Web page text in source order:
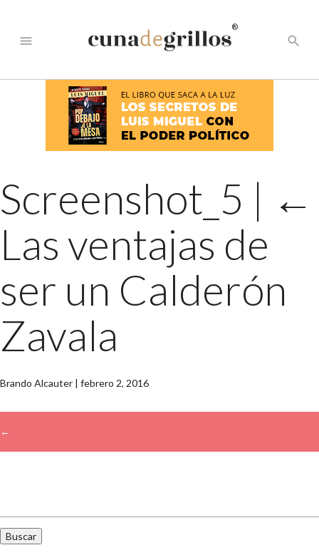
menu
®
search
Screenshot_5 | ←
Las ventajas de
ser un Calderón
Zavala
Brando Alcauter | febrero 2, 2016
←